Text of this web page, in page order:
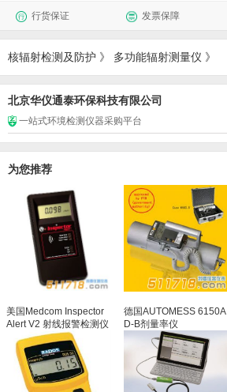
行货保证 发票保障
核辐射检测及防护 》 多功能辐射测量仪 》
北京华仪通泰环保科技有限公司
一站式环境检测仪器采购平台
为您推荐
美国Medcom Inspector
Alert V2 射线报警检测仪
德国AUTOMESS 6150A
D-B剂量率仪